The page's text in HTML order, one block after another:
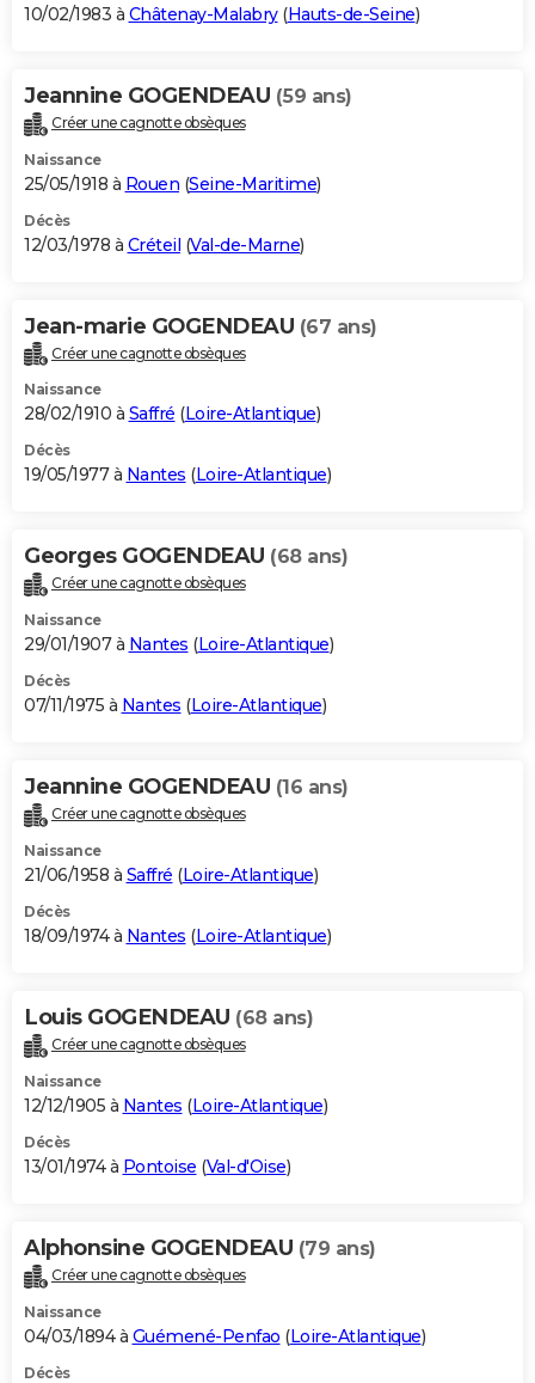
10/02/1983 à Châtenay-Malabry(Hauts-de-Seine)
Jeannine GOGENDEAU (59 ans)
Créer une cagnotte obsèques
Naissance
25/05/1918 à Rouen (Seine-Maritime)
Décès
12/03/1978 à Créteil (Val-de-Marne)
Jean-marie GOGENDEAU (67 ans)
Créer une cagnotte obsèques
Naissance
28/02/1910 à Saffré (Loire-Atlantique)
Décès
19/05/1977 à Nantes (Loire-Atlantique)
Georges GOGENDEAU (68 ans)
Créer une cagnotte obsèques
Naissance
29/01/1907 à Nantes (Loire-Atlantique)
Décès
07/11/1975 à Nantes (Loire-Atlantique)
Jeannine GOGENDEAU (16 ans)
Créer une cagnotte obsèques
Naissance
21/06/1958 à Saffré (Loire-Atlantique)
Décès
18/09/1974 à Nantes (Loire-Atlantique)
Louis GOGENDEAU (68 ans)
Créer une cagnotte obsèques
Naissance
12/12/1905 à Nantes (Loire-Atlantique)
Décès
13/01/1974 à Pontoise (Val-d'Oise)
Alphonsine GOGENDEAU (79 ans)
Créer une cagnotte obsèques
Naissance
04/03/1894 à Guémené-Penfao (Loire-Atlantique)
Décès